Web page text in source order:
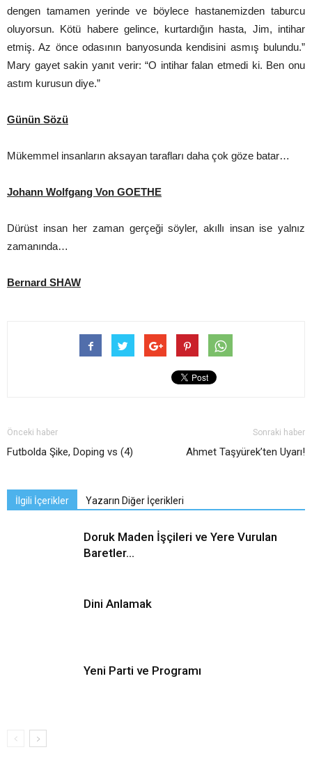
dengen tamamen yerinde ve böylece hastanemizden taburcu
oluyorsun. Kötü habere gelince, kurtardığın hasta, Jim, intihar
etmiş. Az önce odasının banyosunda kendisini asmış bulundu.”
Mary gayet sakin yanıt verir: “O intihar falan etmedi ki. Ben onu
astım kurusun diye.”
Günün Sözü
Mükemmel insanların aksayan tarafları daha çok göze batar…
Johann Wolfgang Von GOETHE
Dürüst insan her zaman gerçeği söyler, akıllı insan ise yalnız
zamanında…
Bernard SHAW
Önceki haber
Futbolda Şike, Doping vs (4)
Sonraki haber
Ahmet Taşyürek’ten Uyarı!
İlgili İçerikler Yazarın Diğer İçerikleri
Doruk Maden İşçileri ve Yere Vurulan
Baretler…
Dini Anlamak
Yeni Parti ve Programı